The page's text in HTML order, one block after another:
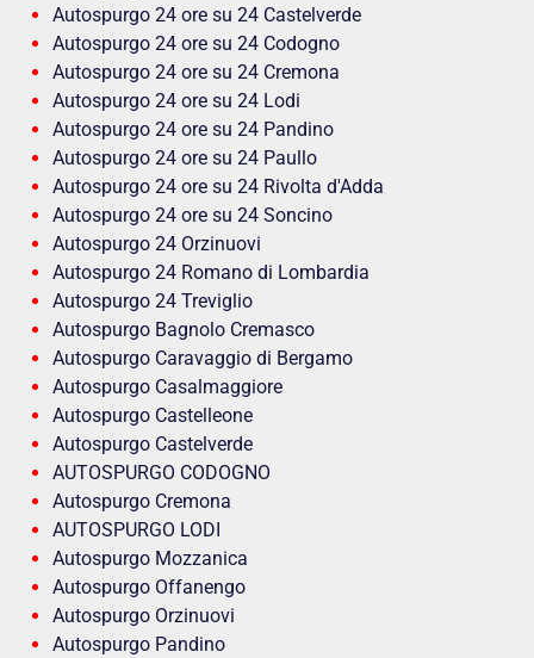
Autospurgo 24 ore su 24 Castelverde
Autospurgo 24 ore su 24 Codogno
Autospurgo 24 ore su 24 Cremona
Autospurgo 24 ore su 24 Lodi
Autospurgo 24 ore su 24 Pandino
Autospurgo 24 ore su 24 Paullo
Autospurgo 24 ore su 24 Rivolta d'Adda
Autospurgo 24 ore su 24 Soncino
Autospurgo 24 Orzinuovi
Autospurgo 24 Romano di Lombardia
Autospurgo 24 Treviglio
Autospurgo Bagnolo Cremasco
Autospurgo Caravaggio di Bergamo
Autospurgo Casalmaggiore
Autospurgo Castelleone
Autospurgo Castelverde
AUTOSPURGO CODOGNO
Autospurgo Cremona
AUTOSPURGO LODI
Autospurgo Mozzanica
Autospurgo Offanengo
Autospurgo Orzinuovi
Autospurgo Pandino